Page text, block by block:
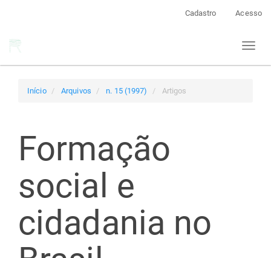
Cadastro Acesso
Toggle
Início Arquivos n. 15 (1997) Artigos
Formação
social e
cidadania no